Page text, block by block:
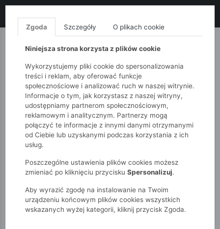
MONNARI QUIOSQUE
51015kids
Dziewczynki 7-12 lat
Koszulka ażurowa z krótkim rękawem dla dziewczynki
Zgoda Szczegóły O plikach cookie
Niniejsza strona korzysta z plików cookie
Wykorzystujemy pliki cookie do spersonalizowania
treści i reklam, aby oferować funkcje
społecznościowe i analizować ruch w naszej witrynie.
Informacje o tym, jak korzystasz z naszej witryny,
udostępniamy partnerom społecznościowym,
reklamowym i analitycznym. Partnerzy mogą
połączyć te informacje z innymi danymi otrzymanymi
od Ciebie lub uzyskanymi podczas korzystania z ich
usług.
Poszczególne ustawienia plików cookies możesz
zmieniać po kliknięciu przycisku Spersonalizuj.
Aby wyrazić zgodę na instalowanie na Twoim
urządzeniu końcowym plików cookies wszystkich
wskazanych wyżej kategorii, kliknij przycisk Zgoda.